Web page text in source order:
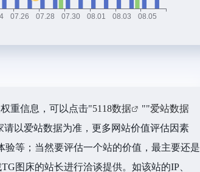
重信息，可以点击"5118数据 ""爱站数据
以爱站数据为准，更多网站价值评估因素
等；当然要评估一个站的价值，最主要还是
图床的站长进行洽谈提供。如该站的IP、